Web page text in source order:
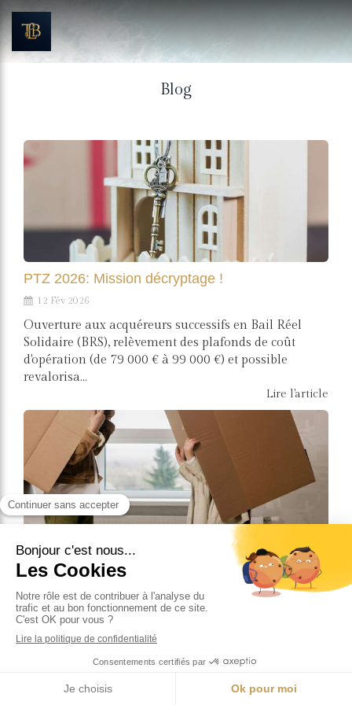
Blog
PTZ 2026: Mission décryptage !
12 Fév 2026
Ouverture aux acquéreurs successifs en Bail Réel
Solidaire (BRS), relèvement des plafonds de coût
d'opération (de 79 000 € à 99 000 €) et possible
revalorisa...
Lire l'article
Réformes 2026: est-ce que ça va vraiment
changer le game?